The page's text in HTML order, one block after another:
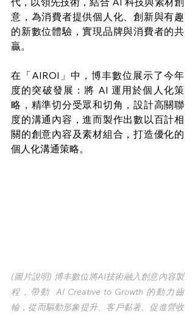
意，為消費者提供個人化、創新與有趣
的新數位體驗，實現品牌與消費者的共
贏。
在「AIROI」中，博丰數位展示了今年
度的突破發展：將 AI 運用於個人化策
略，精準切分受眾和切角，設計高關聯
度的溝通內容，進而製作出數以百計相
關的創意內容及素材組合，打造優化的
個人化溝通策略。
(圖片說明) 博丰數位將AI技術融入創意內容製
程，帶動  AI Creative to Growth 的動力齒
輪，從而驅動形象提升、客戶黏著、促進營收